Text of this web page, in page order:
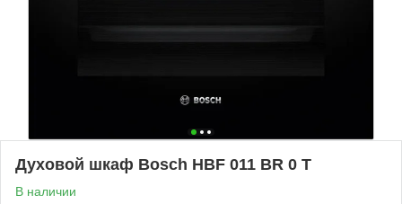
Духовой шкаф Bosch HBF 011 BR 0 T
В наличии